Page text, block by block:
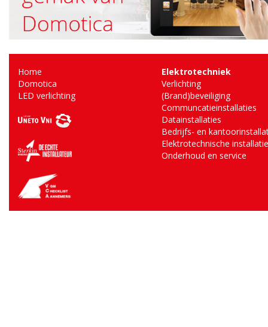
Home
Domotica
LED verlichting
Elektrotechniek
Verlichting
(Brand)beveiliging
Communcatieinstallaties
Datainstallaties
Bedrijfs- en
Elektrotechnische
Onderhoud en service